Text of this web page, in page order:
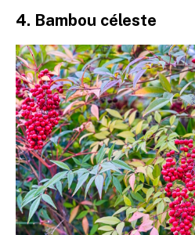
4. Bambou céleste